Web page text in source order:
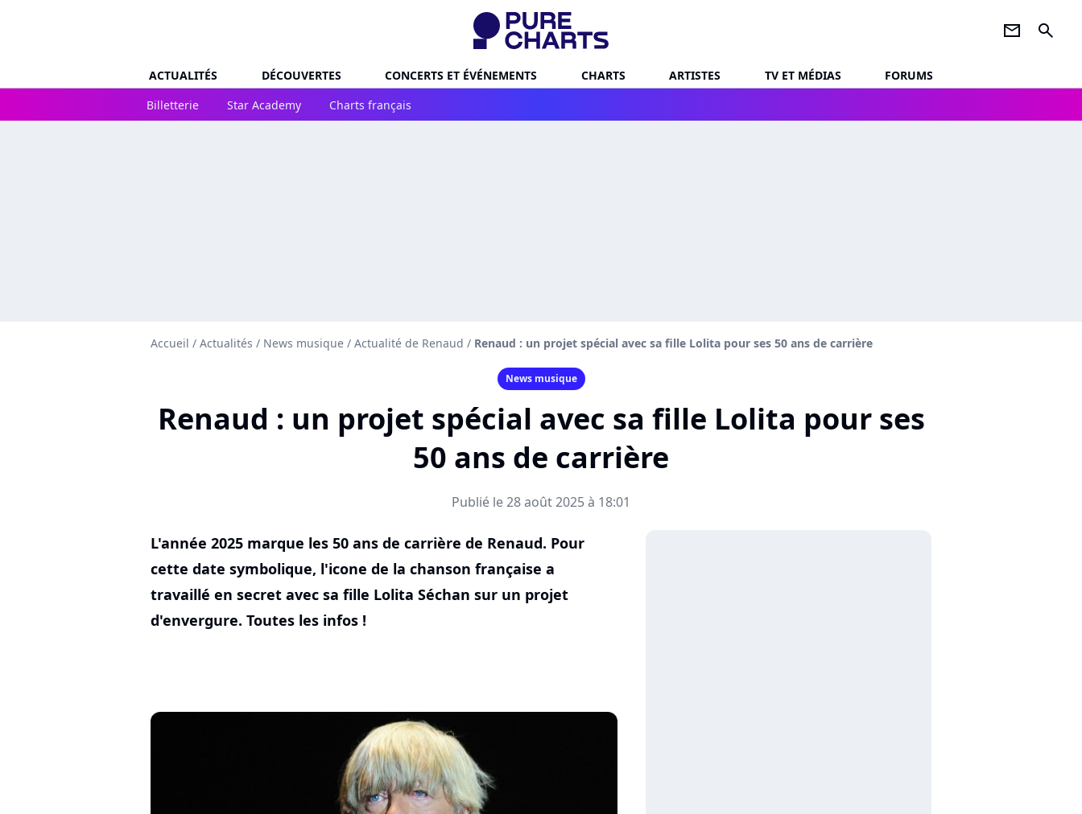
newsletter search
ACTUALITÉS DÉCOUVERTES CONCERTS ET ÉVÉNEMENTS CHARTS ARTISTES TV ET MÉDIAS
FORUMS
Billetterie
Star Academy Charts français
Accueil / Actualités / News musique / Actualité de Renaud / Renaud : un projet spécial avec sa fille Lolita pour ses 50 ans de carrière
News musique
Renaud : un projet spécial avec sa fille Lolita pour ses
50 ans de carrière
Publié le 28 août 2025 à 18:01
L'année 2025 marque les 50 ans de carrière de Renaud. Pour
cette date symbolique, l'icone de la chanson française a
travaillé en secret avec sa fille Lolita Séchan sur un projet
d'envergure. Toutes les infos !